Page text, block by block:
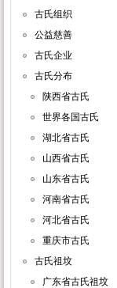
古氏组织
公益慈善
古氏企业
古氏分布
陕西省古氏
世界各国古氏
湖北省古氏
山西省古氏
山东省古氏
河南省古氏
河北省古氏
重庆市古氏
古氏祖坟
广东省古氏祖坟